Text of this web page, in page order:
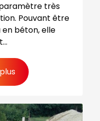
très
Pouvant être
en béton, elle